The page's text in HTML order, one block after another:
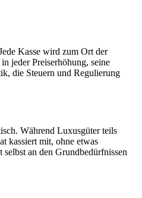
Kasse wird zum Ort der
jeder Preiserhöhung, seine
die Steuern und Regulierung
Während Luxusgüter teils
kassiert mit, ohne etwas
an den Grundbedürfnissen